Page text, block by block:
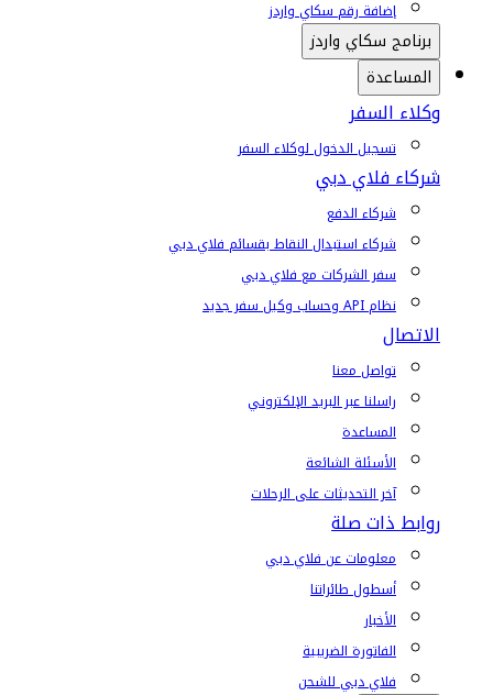
إضافة رقم سكاي واردز
برنامج سكاي واردز
المساعدة
وكلاء السفر
تسجيل الدخول لوكلاء السفر
شركاء فلاي دبي
شركاء الدفع
شركاء استبدال النقاط بقسائم فلاي دبي
سفر الشركات مع فلاي دبي
نظام API وحساب وكيل سفر جديد
الاتصال
تواصل معنا
راسلنا عبر البريد الإلكتروني
المساعدة
الأسئلة الشائعة
آخر التحديثات على الرحلات
روابط ذات صلة
معلومات عن فلاي دبي
أسطول طائراتنا
الأخبار
الفاتورة الضريبية
فلاي دبي للشحن